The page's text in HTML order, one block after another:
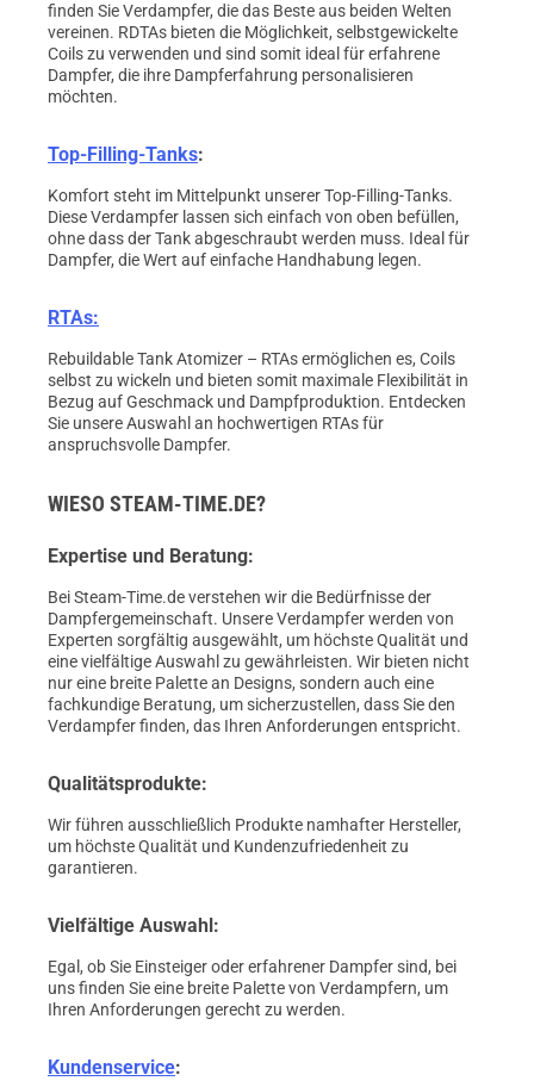
finden Sie Verdampfer, die das Beste aus beiden Welten
vereinen. RDTAs bieten die Möglichkeit, selbstgewickelte
Coils zu verwenden und sind somit ideal für erfahrene
Dampfer, die ihre Dampferfahrung personalisieren
möchten.
Top-Filling-Tanks:
Komfort steht im Mittelpunkt unserer Top-Filling-Tanks.
Diese Verdampfer lassen sich einfach von oben befüllen,
ohne dass der Tank abgeschraubt werden muss. Ideal für
Dampfer, die Wert auf einfache Handhabung legen.
RTAs:
Rebuildable Tank Atomizer – RTAs ermöglichen es, Coils
selbst zu wickeln und bieten somit maximale Flexibilität in
Bezug auf Geschmack und Dampfproduktion. Entdecken
Sie unsere Auswahl an hochwertigen RTAs für
anspruchsvolle Dampfer.
WIESO STEAM-TIME.DE?
Expertise und Beratung:
Bei Steam-Time.de verstehen wir die Bedürfnisse der
Dampfergemeinschaft. Unsere Verdampfer werden von
Experten sorgfältig ausgewählt, um höchste Qualität und
eine vielfältige Auswahl zu gewährleisten. Wir bieten nicht
nur eine breite Palette an Designs, sondern auch eine
fachkundige Beratung, um sicherzustellen, dass Sie den
Verdampfer finden, das Ihren Anforderungen entspricht.
Qualitätsprodukte:
Wir führen ausschließlich Produkte namhafter Hersteller,
um höchste Qualität und Kundenzufriedenheit zu
garantieren.
Vielfältige Auswahl:
Egal, ob Sie Einsteiger oder erfahrener Dampfer sind, bei
uns finden Sie eine breite Palette von Verdampfern, um
Ihren Anforderungen gerecht zu werden.
Kundenservice: